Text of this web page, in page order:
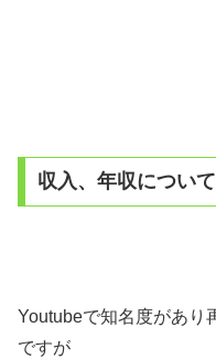
収入、年収について
Youtubeで知名度があり
ですが